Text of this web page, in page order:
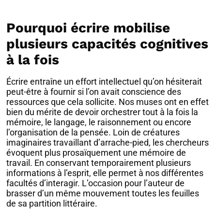
Pourquoi écrire mobilise
plusieurs capacités cognitives
à la fois
Écrire entraîne un effort intellectuel qu’on hésiterait
peut-être à fournir si l’on avait conscience des
ressources que cela sollicite. Nos muses ont en effet
bien du mérite de devoir orchestrer tout à la fois la
mémoire, le langage, le raisonnement ou encore
l’organisation de la pensée. Loin de créatures
imaginaires travaillant d’arrache-pied, les chercheurs
évoquent plus prosaïquement une mémoire de
travail. En conservant temporairement plusieurs
informations à l’esprit, elle permet à nos différentes
facultés d’interagir. L’occasion pour l’auteur de
brasser d’un même mouvement toutes les feuilles
de sa partition littéraire.